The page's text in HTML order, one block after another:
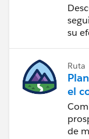
su
Ruta
el
de